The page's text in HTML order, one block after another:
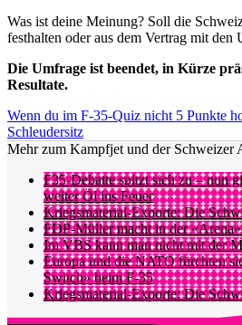
Was ist deine Meinung? Soll die
festhalten oder aus dem Vertrag mit den
Die Umfrage ist beendet, in Kürze
Resultate.
Wenn du im F-35-Quiz nicht 5 Punkte
Schleudersitz
Mehr zum Kampfjet und der Schweizer
F35-Debatte spitzt sich zu – nun
weiter Öl ins Feuer
Kriegsmaterial-Exporte: Die
FDP-Müller macht in der
Im VBS kann man nicht mit der
Europa und die NATO fürchten
Switch» beim F-35
Kriegsmaterial-Exporte: Die